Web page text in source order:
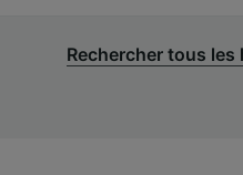
Rechercher tous